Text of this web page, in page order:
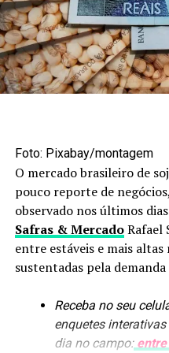
processamento
Os biocombustíveis estão
avançaram nesse
etanol passou de 1,6
bilhões de litros
. A
também aumentou, de R$
bilhões.
O crescimento das
Foto: Pixabay/montagem
O mercado brasileiro de
pouco reporte de
observado nos últimos
Safras & MercadoRafael
entre estáveis e mais
sustentadas pela
Receba no seu
enquetes
dia no campo: entre